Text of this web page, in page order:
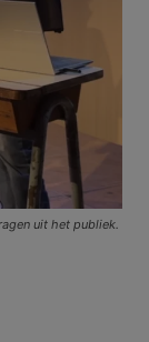
uit het publiek.